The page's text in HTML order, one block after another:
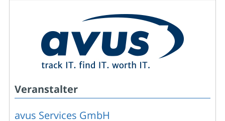
Veranstalter
avus Services GmbH